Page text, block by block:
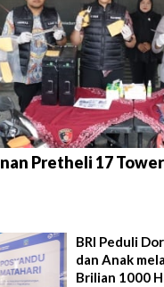
Pretheli 17
BRI Peduli
dan Anak
Brilian 1000